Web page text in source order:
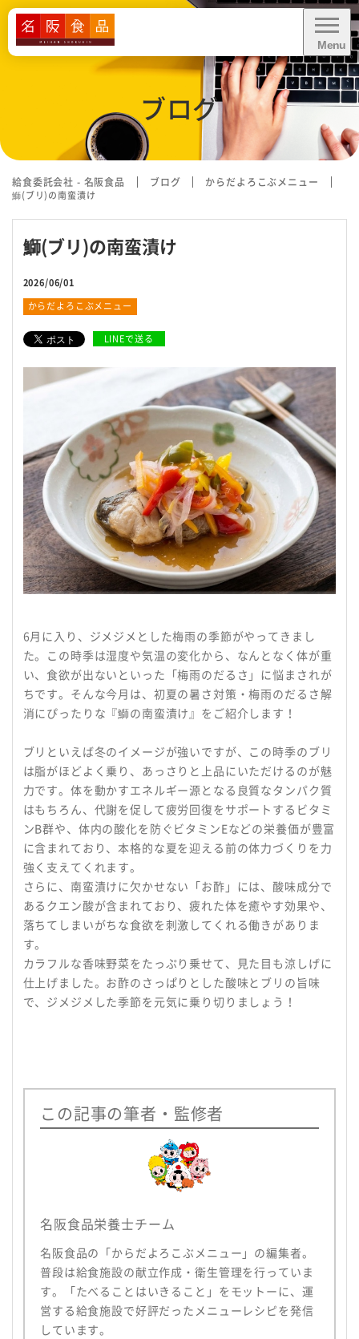
Menu
ブログ
CLOSE
業務内容
業態別お悩み解決
導入事例
名阪食品の強み
安全・安心への取り組み
採用情報
会社情報
よくある質問
サービス提供までの流れ
お役立ち情報
お知らせ
給食に関するお問い合わせ・
お見積り依頼
資料ダウンロード
給食委託会社 - 名阪食品 ブログ からだよろこぶメニュー
鰤(ブリ)の南蛮漬け
鰤(ブリ)の南蛮漬け
2026/06/01
からだよろこぶメニュー
LINEで送る
6月に入り、ジメジメとした梅雨の季節がやってきまし
た。この時季は湿度や気温の変化から、なんとなく体が重
い、食欲が出ないといった「梅雨のだるさ」に悩まされが
ちです。そんな今月は、初夏の暑さ対策・梅雨のだるさ解
消にぴったりな『鰤の南蛮漬け』をご紹介します！
ブリといえば冬のイメージが強いですが、この時季のブリ
は脂がほどよく乗り、あっさりと上品にいただけるのが魅
力です。体を動かすエネルギー源となる良質なタンパク質
はもちろん、代謝を促して疲労回復をサポートするビタミ
ンB群や、体内の酸化を防ぐビタミンEなどの栄養価が豊富
に含まれており、本格的な夏を迎える前の体力づくりを力
強く支えてくれます。
さらに、南蛮漬けに欠かせない「お酢」には、酸味成分で
あるクエン酸が含まれており、疲れた体を癒やす効果や、
落ちてしまいがちな食欲を刺激してくれる働きがありま
す。
カラフルな香味野菜をたっぷり乗せて、見た目も涼しげに
仕上げました。お酢のさっぱりとした酸味とブリの旨味
で、ジメジメした季節を元気に乗り切りましょう！
この記事の筆者・監修者
名阪食品栄養士チーム
名阪食品の「からだよろこぶメニュー」の編集者。
普段は給食施設の献立作成・衛生管理を行っていま
す。「たべることはいきること」をモットーに、運
営する給食施設で好評だったメニューレシピを発信
しています。